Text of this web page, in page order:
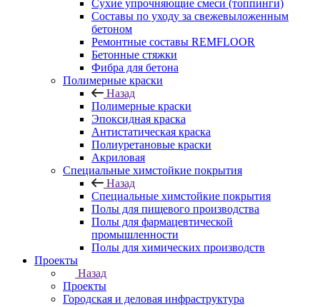
Сухие упрочняющие смеси (топпинги)
Составы по уходу за свежевыложенным
бетоном
Ремонтные составы REMFLOOR
Бетонные стяжки
Фибра для бетона
Полимерные краски
Назад
Полимерные краски
Эпоксидная краска
Антистатическая краска
Полиуретановые краски
Акриловая
Специальные химстойкие покрытия
Назад
Специальные химстойкие покрытия
Полы для пищевого производства
Полы для фармацевтической
промышленности
Полы для химических производств
Проекты
Назад
Проекты
Городская и деловая инфраструктура